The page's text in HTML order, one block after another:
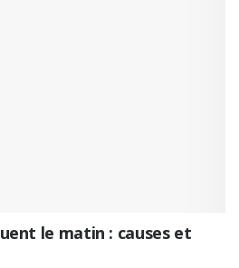
le matin : causes et